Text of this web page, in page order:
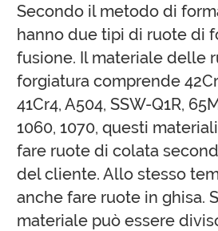
Secondo il metodo di
hanno due tipi di ruote di
fusione. Il materiale delle
forgiatura comprende
41Cr4, A504, SSW-Q1R,
1060, 1070, questi
fare ruote di colata
del cliente. Allo stesso
anche fare ruote in ghisa.
materiale può essere